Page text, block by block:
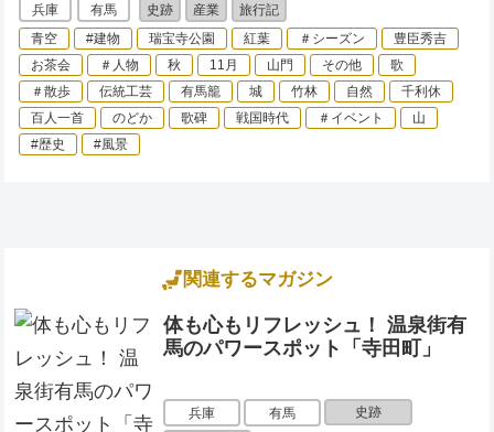
兵庫 有馬 史跡 産業
旅行記
青空
#建物 瑞宝寺公園 紅葉 ＃シーズン
豊臣秀吉
お茶会
＃人物 秋 11月 山門 その他
歌
＃散歩
伝統工芸 有馬籠 城 竹林 自然
千利休
百人一首
のどか 歌碑 戦国時代 ＃イベント
山
#歴史
#風景
関連するマガジン
体も心もリフレッシュ！ 温泉街有
馬のパワースポット「寺田町」
兵庫 有馬
史跡